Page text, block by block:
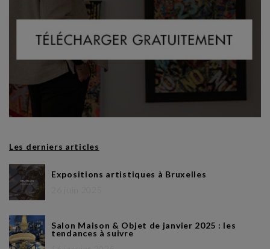
Les derniers articles
Expositions artistiques à Bruxelles
Salon Maison & Objet de janvier 2025 : les
tendances à suivre